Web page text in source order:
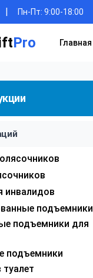
| Пн-Пт: 9:00-18:00
Pro Главная
инвалидов
подъемники
подъемники для
подъемники